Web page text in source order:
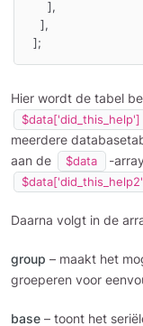
  ];
Hier wordt de tabel
$data['did_this_help']
meerdere
aan de
$data -
Daarna volgt in de
group – maakt het
groeperen voor
base – toont het